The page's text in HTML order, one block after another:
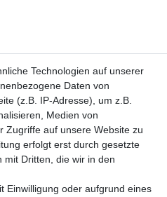
Technologien auf unserer
Daten von
(z.B. IP-Adresse), um z.B.
Medien von
Zugriffe auf unsere Website zu
erfolgt erst durch gesetzte
mit Dritten, die wir in den
Einwilligung oder aufgrund eines